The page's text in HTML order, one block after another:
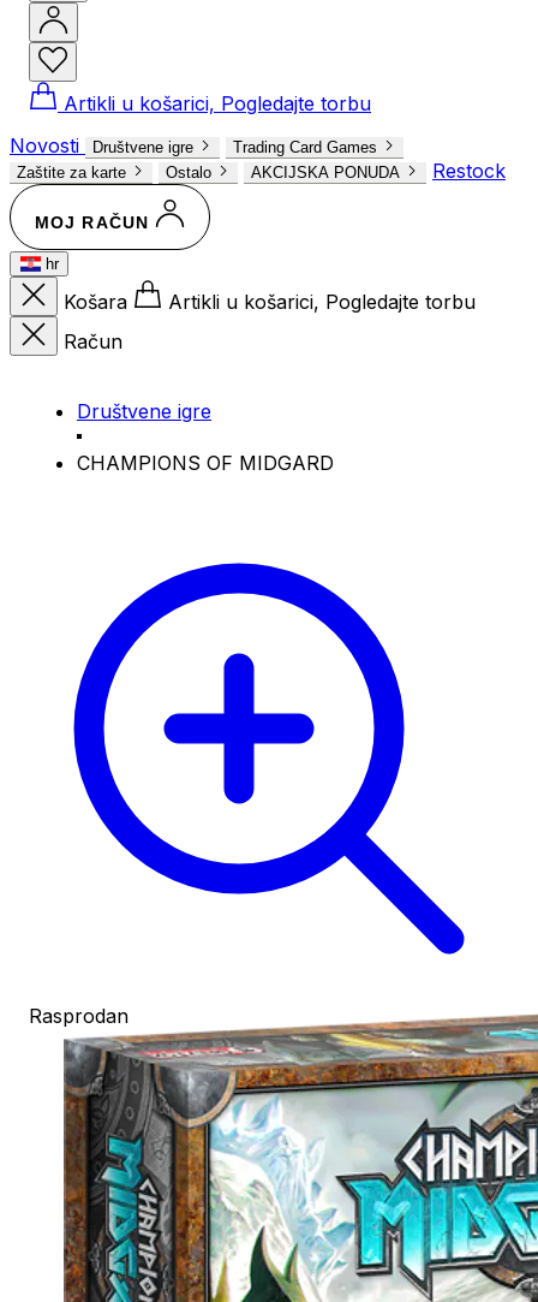
Artikli u košarici, Pogledajte torbu
Novosti
Društvene igre
Trading Card Games
Zaštite za karte
Ostalo AKCIJSKA PONUDA Restock
MOJ RAČUN
hr
Košara
Artikli u košarici, Pogledajte torbu
Račun
Društvene igre
CHAMPIONS OF MIDGARD
Rasprodan